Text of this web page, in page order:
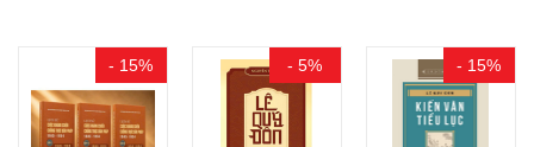
- 15% - 5% - 15%